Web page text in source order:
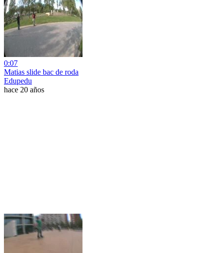
0:07
Matias slide bac de roda
Edupedu
hace 20 años